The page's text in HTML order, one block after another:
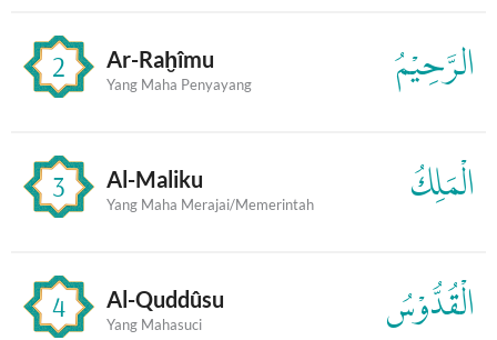
2 Ar-Raḫîmu
Yang Maha Penyayang الرَّحِيْمُ
3 Al-Maliku
Yang Maha Merajai/Memerintah الْمَلِكُ
4 Al-Quddûsu
Yang Mahasuci الْقُدُّوْسُ